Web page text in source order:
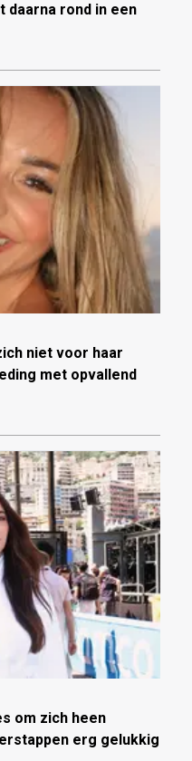
daarna rond in een
niet voor haar
met opvallend
om zich heen
erg gelukkig